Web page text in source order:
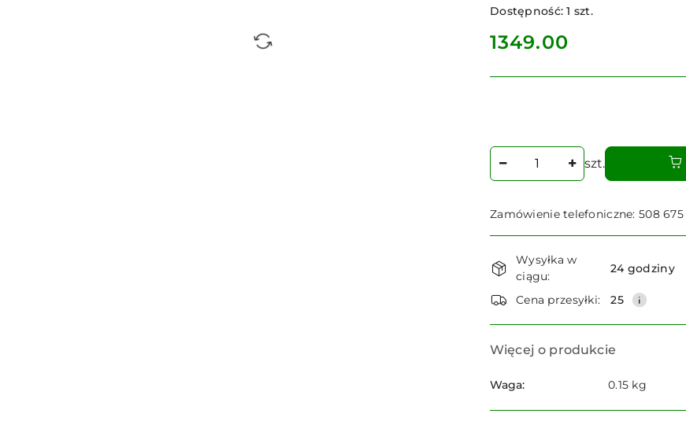
Dostępność:1 szt.
cena:
1349.00
Ilość
szt.
Zamówienie telefoniczne: 508 675
Dostępność
i
dostawa
Wysyłka w
ciągu:
24 godziny
Cena przesyłki: 25
Więcej o produkcie
Waga: 0.15 kg